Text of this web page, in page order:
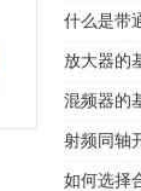
什么是带
放大器的
混频器的
射频同轴
如何选择